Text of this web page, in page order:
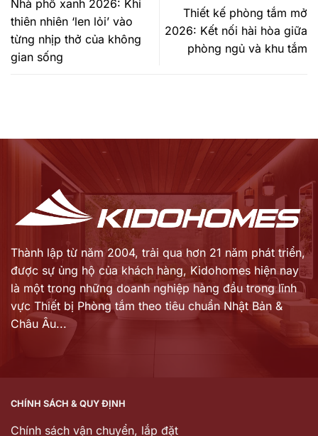
Nhà phố xanh 2026: Khi
thiên nhiên ‘len lỏi’ vào
từng nhịp thở của không
gian sống
Thiết kế phòng tắm mở
2026: Kết nối hài hòa giữa
phòng ngủ và khu tắm
Thành lập từ năm 2004, trải qua hơn 21 năm phát triển,
được sự ủng hộ của khách hàng, Kidohomes hiện nay
là một trong những doanh nghiệp hàng đầu trong lĩnh
vực Thiết bị Phòng tắm theo tiêu chuẩn Nhật Bản &
Châu Âu...
CHÍNH SÁCH & QUY ĐỊNH
Chính sách vận chuyển, lắp đặt